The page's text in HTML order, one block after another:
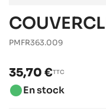
PMFR363.009
35,70 €TTC
brightness_1En stock